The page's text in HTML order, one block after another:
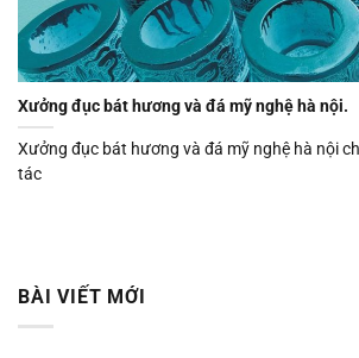
Xưởng đục bát hương và đá mỹ nghệ hà nội.
Xưởng đục bát hương và đá mỹ nghệ hà nội
tác
BÀI VIẾT MỚI